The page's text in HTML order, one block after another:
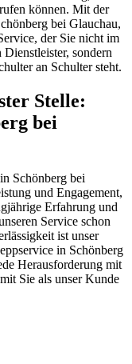
können. Mit der
bei Glauchau,
der Sie nicht im
sondern
an Schulter steht.
Stelle:
bei
Schönberg bei
und Engagement,
Erfahrung und
Service schon
ist unser
in Schönberg
Herausforderung mit
Sie als unser Kunde